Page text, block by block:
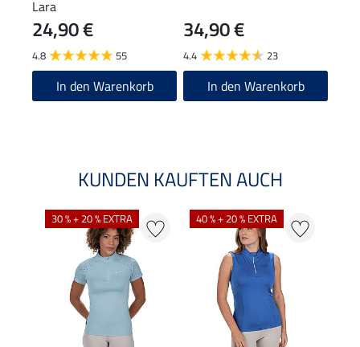
Lara
24,90 €
4.8 55
In den Warenkorb
34,90 €
4.4 23
In den Warenkorb
KUNDEN KAUFTEN AUCH
30 % + 20 % EXTRA 40 % + 20 % EXTRA